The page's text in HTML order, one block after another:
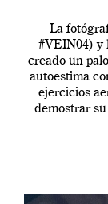
La
#VEIN04) y
creado un
autoestima
ejercicios
demostrar